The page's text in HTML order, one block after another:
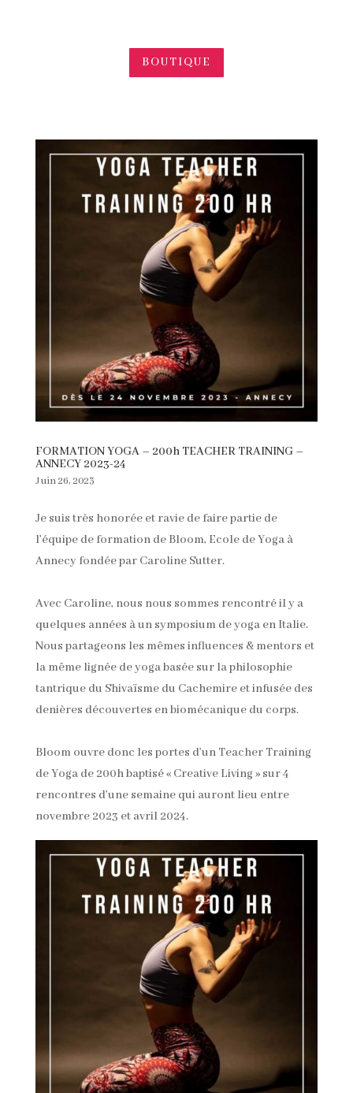
BOUTIQUE
FORMATION YOGA – 200h TEACHER TRAINING –
ANNECY 2023-24
Juin 26, 2023
Je suis très honorée et ravie de faire partie de
l’équipe de formation de Bloom, Ecole de Yoga à
Annecy fondée par Caroline Sutter.
Avec Caroline, nous nous sommes rencontré il y a
quelques années à un symposium de yoga en Italie.
Nous partageons les mêmes influences & mentors et
la même lignée de yoga basée sur la philosophie
tantrique du Shivaïsme du Cachemire et infusée des
denières découvertes en biomécanique du corps.
Bloom ouvre donc les portes d’un Teacher Training
de Yoga de 200h baptisé « Creative Living » sur 4
rencontres d’une semaine qui auront lieu entre
novembre 2023 et avril 2024.